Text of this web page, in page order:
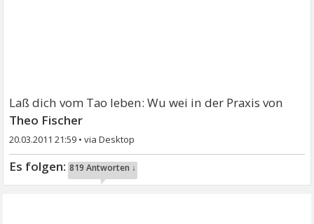
Laß dich vom Tao leben: Wu wei in der Praxis von
Theo Fischer
20.03.2011 21:59 •
819 Antworten ↓